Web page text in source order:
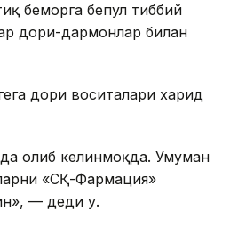
беморга бепул тиббий
дори-дармонлар билан
дори воситалари харид
олиб келинмоқда. Умуман
«СҚ-Фармация»
— деди у.